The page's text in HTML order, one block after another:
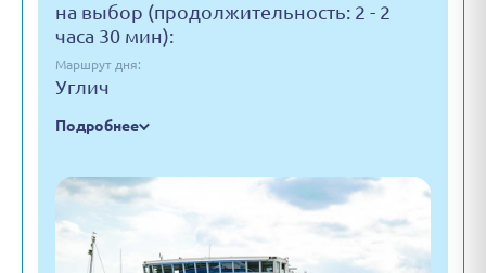
на выбор (продолжительность: 2 - 2
часа 30 мин):
Маршрут дня:
Углич
Подробнее